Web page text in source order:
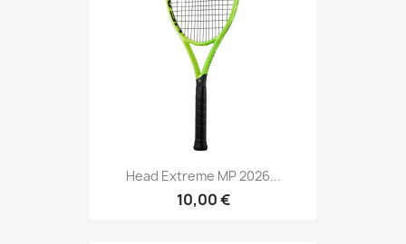
Head Extreme MP 2026...
10,00 €